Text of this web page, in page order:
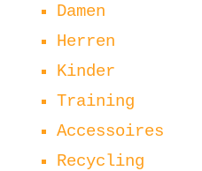
Damen
Herren
Kinder
Training
Accessoires
Recycling